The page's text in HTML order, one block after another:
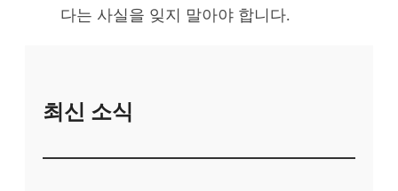
다는 사실을 잊지 말아야 합니다.
최신 소식